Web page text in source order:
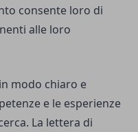
consente loro di
alle loro
modo chiaro e
e le esperienze
La lettera di